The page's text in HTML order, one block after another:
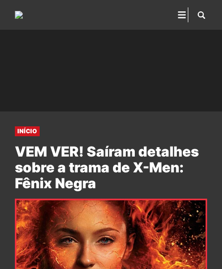
INÍCIO
VEM VER! Saíram detalhes
sobre a trama de X-Men:
Fênix Negra